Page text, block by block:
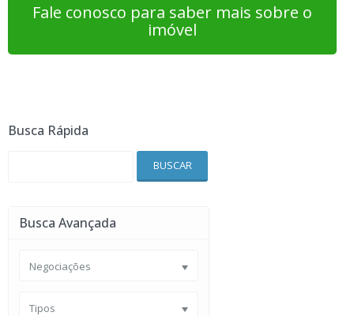
Fale conosco para saber mais sobre o
imóvel
Busca Rápida
BUSCAR
Busca Avançada
Negociações
Tipos